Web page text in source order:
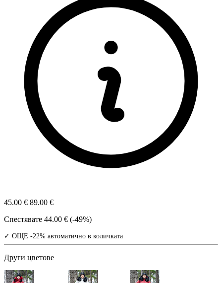
45.00 € 89.00 €
Спестявате 44.00 € (-49%)
✓ ОЩЕ -22% автоматично в количката
Други цветове